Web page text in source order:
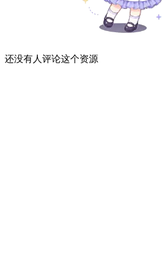
还没有人评论这个资源